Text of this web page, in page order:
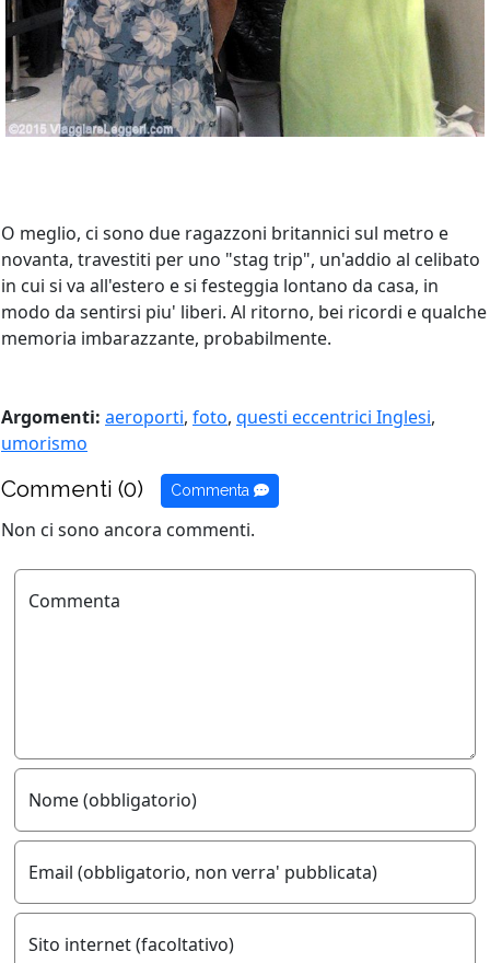
O meglio, ci sono due ragazzoni britannici sul metro e
novanta, travestiti per uno "stag trip", un'addio al celibato
in cui si va all'estero e si festeggia lontano da casa, in
modo da sentirsi piu' liberi. Al ritorno, bei ricordi e qualche
memoria imbarazzante, probabilmente.
Argomenti: aeroporti, foto, questi eccentrici Inglesi,
umorismo
Commenti (0) Commenta
Non ci sono ancora commenti.
Commenta
Nome (obbligatorio)
Email (obbligatorio, non verra' pubblicata)
Sito internet (facoltativo)